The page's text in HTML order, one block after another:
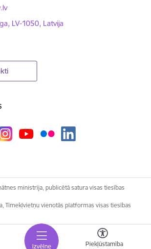
Izvēlne Piekļūstamība
LV-1050, Latvija
ministrija, publicētā satura visas tiesības
Tīmekļvietņu vienotās platformas visas tiesības